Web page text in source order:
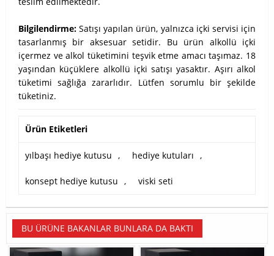
Bilgilendirme: Satışı yapılan ürün, yalnızca içki servisi için
tasarlanmış bir aksesuar setidir. Bu ürün alkollü içki
içermez ve alkol tüketimini teşvik etme amacı taşımaz. 18
yaşından küçüklere alkollü içki satışı yasaktır. Aşırı alkol
tüketimi sağlığa zararlıdır. Lütfen sorumlu bir şekilde
tüketiniz.
Ürün Etiketleri
yılbaşı hediye kutusu , hediye kutuları ,
konsept hediye kutusu , viski seti
BU ÜRÜNE BAKANLAR BUNLARA DA BAKTI